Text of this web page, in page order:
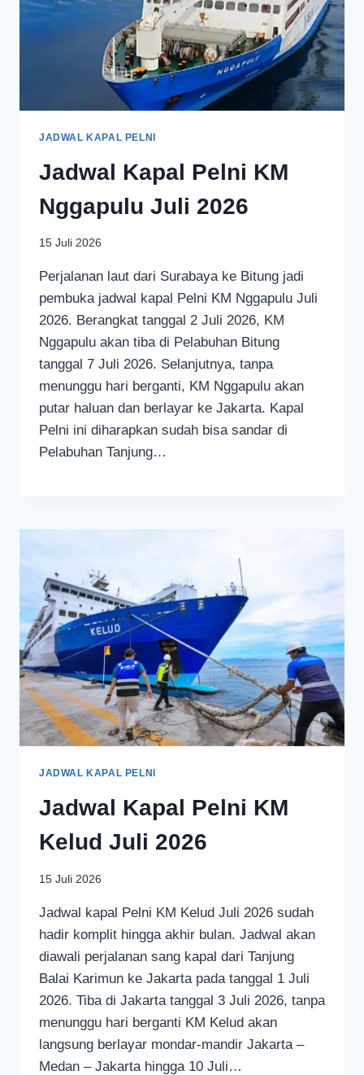
JADWAL KAPAL PELNI
Jadwal Kapal Pelni KM
Nggapulu Juli 2026
15 Juli 2026
Perjalanan laut dari Surabaya ke Bitung jadi
pembuka jadwal kapal Pelni KM Nggapulu Juli
2026. Berangkat tanggal 2 Juli 2026, KM
Nggapulu akan tiba di Pelabuhan Bitung
tanggal 7 Juli 2026. Selanjutnya, tanpa
menunggu hari berganti, KM Nggapulu akan
putar haluan dan berlayar ke Jakarta. Kapal
Pelni ini diharapkan sudah bisa sandar di
Pelabuhan Tanjung…
JADWAL KAPAL PELNI
Jadwal Kapal Pelni KM
Kelud Juli 2026
15 Juli 2026
Jadwal kapal Pelni KM Kelud Juli 2026 sudah
hadir komplit hingga akhir bulan. Jadwal akan
diawali perjalanan sang kapal dari Tanjung
Balai Karimun ke Jakarta pada tanggal 1 Juli
2026. Tiba di Jakarta tanggal 3 Juli 2026, tanpa
menunggu hari berganti KM Kelud akan
langsung berlayar mondar-mandir Jakarta –
Medan – Jakarta hingga 10 Juli…